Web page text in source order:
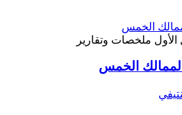
ملخصات وتقارير
الخمس